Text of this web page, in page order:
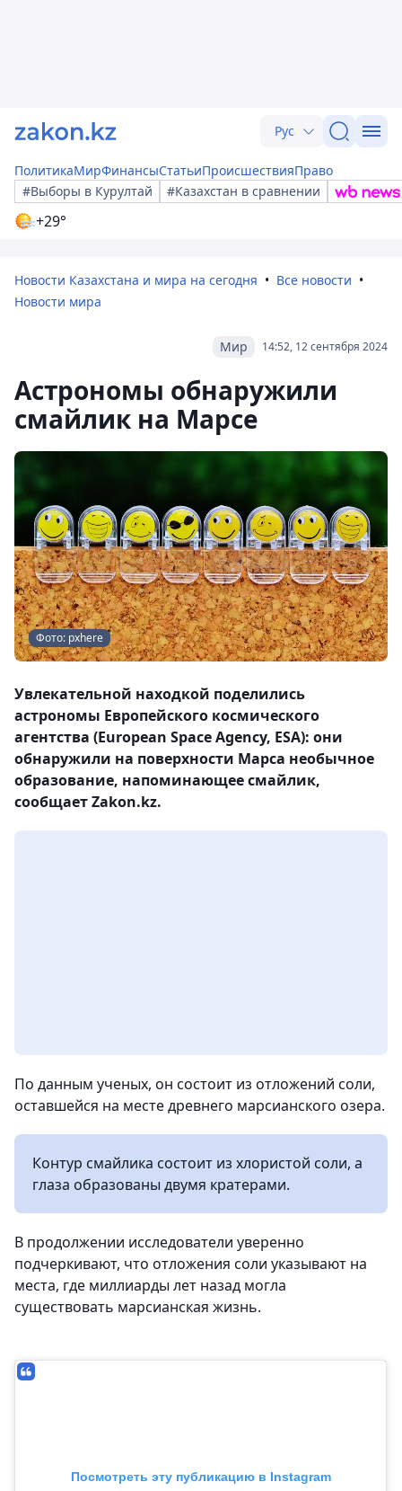
Рус
ПолитикаМирФинансыСтатьиПроисшествияПраво
#Выборы в Курултай
#Казахстан в сравнении
+29°
Новости Казахстана и мира на сегодня
Все новости
Новости мира
14:52, 12 сентября 2024
Мир
Астрономы обнаружили
смайлик на Марсе
Фото: pxhere
Увлекательной находкой поделились
астрономы Европейского космического
агентства (European Space Agency, ESA): они
обнаружили на поверхности Марса необычное
образование, напоминающее смайлик,
сообщает Zakon.kz.
По данным ученых, он состоит из отложений соли,
оставшейся на месте древнего марсианского озера.
Контур смайлика состоит из хлористой соли, а
глаза образованы двумя кратерами.
В продолжении исследователи уверенно
подчеркивают, что отложения соли указывают на
места, где миллиарды лет назад могла
существовать марсианская жизнь.
Посмотреть эту публикацию в Instagram